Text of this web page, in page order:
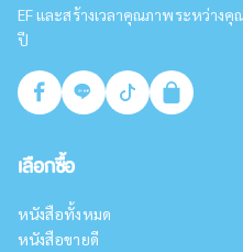
EF และสร้างเวลาคุณภาพระหว่า
ปี
เลือกซื้อ
หนังสือทั้งหมด
หนังสือขายดี